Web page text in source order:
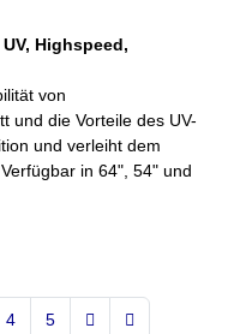
Highspeed,
von
und die Vorteile des UV-
und verleiht dem
in 64", 54" und
4 5